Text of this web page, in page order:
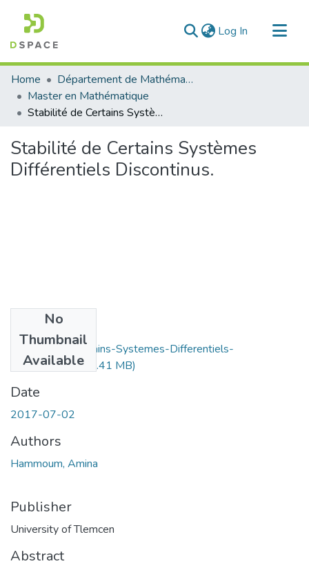
Log In (current)
Communities & Collections
All of DSpace
Statistics
Home
Département de Mathématique
Master en Mathématique
Stabilité de Certains Systèmes Différentiels Discontinus.
Stabilité de Certains Systèmes
Différentiels Discontinus.
No
Thumbnail
Available
Stabilite-de-Certains-Systemes-Differentiels-
Discontinus.pdf(2.41 MB)
Date
2017-07-02
Authors
Hammoum, Amina
Publisher
University of Tlemcen
Abstract